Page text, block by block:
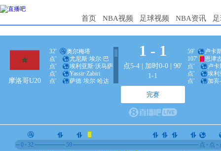
首页 NBA视频 足球视频 NBA资讯
摩洛哥U20
32'
奥尔梅塔
点'
尤尼斯·埃尔·巴
哈维
点'
埃利亚斯·沃马萨
乌迪斯
点'
Yassir·Zabiri
点'
萨德·埃尔·哈达
1 - 1
点5-4 | 加时0-0 | 90'
1-1
完赛
59'
卢卡
107'
恩津
点'
卢卡
点'
埃利
点'
加
0 32 59 点 点